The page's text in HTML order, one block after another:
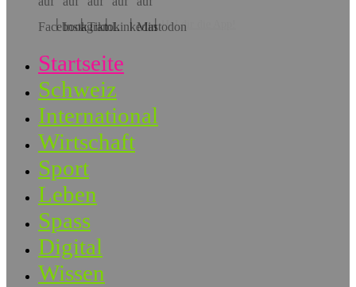
Hol dir die App!
Startseite
Schweiz
International
Wirtschaft
Sport
Leben
Spass
Digital
Wissen